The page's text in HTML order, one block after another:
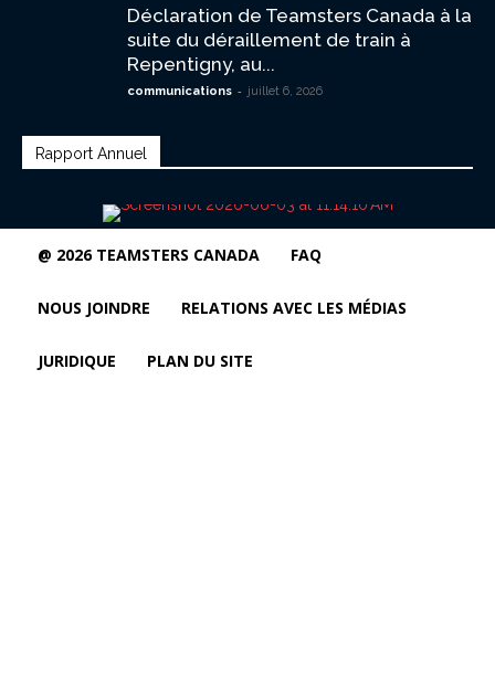
Déclaration de Teamsters Canada à la
suite du déraillement de train à
Repentigny, au...
communications - juillet 6, 2026
Rapport Annuel
@ 2026 TEAMSTERS CANADA FAQ
NOUS JOINDRE RELATIONS AVEC LES MÉDIAS
JURIDIQUE PLAN DU SITE